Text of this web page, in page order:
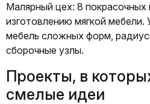
Малярный цех: 8 покрасочных
изготовлению мягкой мебели.
мебель сложных форм,
сборочные узлы.
Проекты, в
смелые идеи